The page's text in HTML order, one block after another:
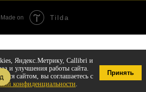
Яндекс.Метрику, Callibri и
и улучшения работы сайта.
сайтом, вы соглашаетесь с
конфиденциальности.
Принять
Made on Tilda